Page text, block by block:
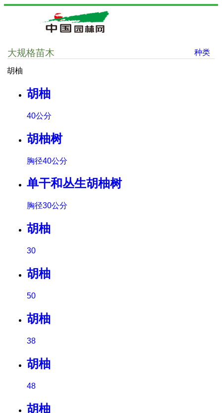
大规格苗木 种类
胡柚
胡柚
40公分
胡柚树
胸径40公分
单干和丛生胡柚树
胸径30公分
胡柚
30
胡柚
50
胡柚
38
胡柚
48
胡柚